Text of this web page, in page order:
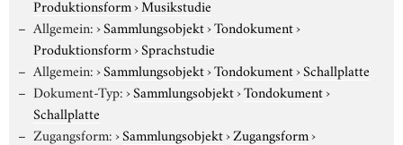
Produktionsform›Musikstudie
Allgemein:›Sammlungsobjekt›Tondokument›
Produktionsform›Sprachstudie
Allgemein:›Sammlungsobjekt›Tondokument›Schallplatte
Dokument-Typ:›Sammlungsobjekt›Tondokument›
Schallplatte
Zugangsform:›Sammlungsobjekt›Zugangsform›